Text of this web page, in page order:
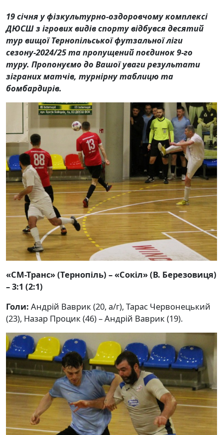
19 січня у фізкультурно-оздоровчому комплексі
ДЮСШ з ігрових видів спорту відбувся десятий
тур вищої Тернопільської футзальної ліги
сезону-2024/25 та пропущений поєдинок 9-го
туру. Пропонуємо до Вашої уваги результати
зіграних матчів, турнірну таблицю та
бомбардирів.
«СМ-Транс» (Тернопіль) – «Сокіл» (В. Березовиця)
– 3:1 (2:1)
Голи: Андрій Ваврик (20, а/г), Тарас Червонецький
(23), Назар Процик (46) – Андрій Ваврик (19).